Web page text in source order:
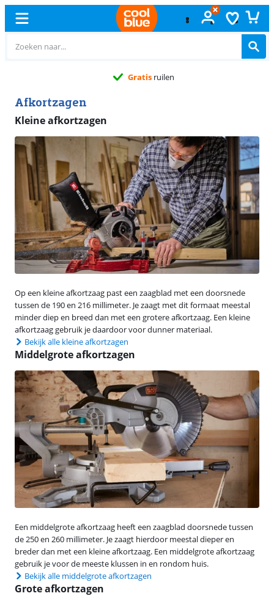
Gratisruilen
Afkortzagen
Kleine afkortzagen
Op een kleine afkortzaag past een zaagblad met een doorsnede
tussen de 190 en 216 millimeter. Je zaagt met dit formaat meestal
minder diep en breed dan met een grotere afkortzaag. Een kleine
afkortzaag gebruik je daardoor voor dunner materiaal.
Bekijk alle kleine afkortzagen
Middelgrote afkortzagen
Een middelgrote afkortzaag heeft een zaagblad doorsnede tussen
de 250 en 260 millimeter. Je zaagt hierdoor meestal dieper en
breder dan met een kleine afkortzaag. Een middelgrote afkortzaag
gebruik je voor de meeste klussen in en rondom huis.
Bekijk alle middelgrote afkortzagen
Grote afkortzagen